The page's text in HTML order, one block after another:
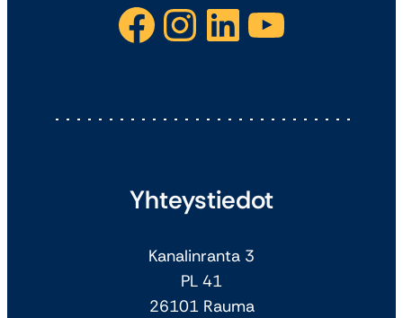
Facebook Instagram LinkedIn YouTube
Yhteystiedot
Kanalinranta 3
PL 41
26101 Rauma